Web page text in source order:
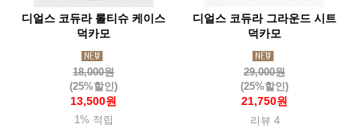
프린스톤텍(Princetontec) 피엘라벤(Fjallraven) 피츠(Fits)
하이드오프 하임플래닛
하제아웃도어 허킨스 헬로닷
디얼스 코듀라 롤티슈 케이스
덕카모
18,000원
(25%할인)
13,500원
1% 적립
디얼스 코듀라 그라운드 시트
덕카모
29,000원
(25%할인)
21,750원
리뷰 4